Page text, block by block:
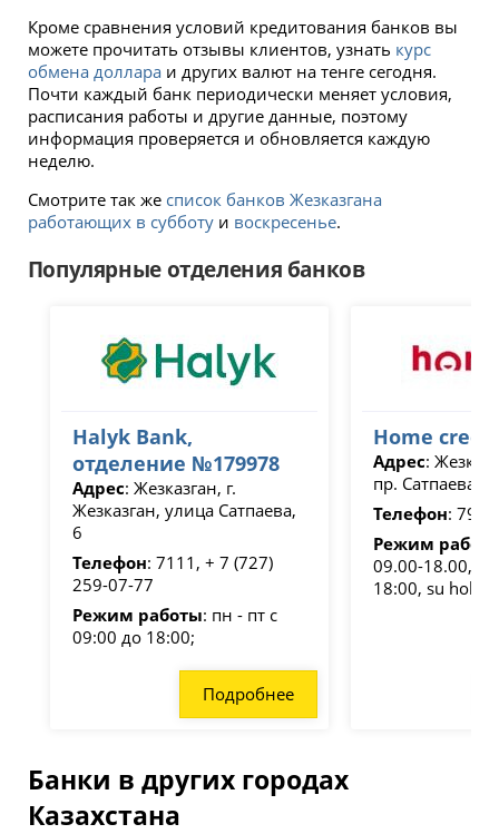
Кроме сравнения условий кредитования банков вы
можете прочитать отзывы клиентов, узнать курс
обмена доллараи других валют на тенге сегодня.
Почти каждый банк периодически меняет условия,
расписания работы и другие данные, поэтому
информация проверяется и обновляется каждую
неделю.
Смотрите так же список банков Жезказгана
работающих в субботуи воскресенье.
Популярные отделения банков
Halyk Bank,
отделение №179978
Адрес: Жезказган, г.
Жезказган, улица Сатпаева,
6
Телефон: 7111, + 7 (727)
259-07-77
Режим работы: пн - пт с
09:00 до 18:00;
Подробнее
Home
Адрес:
пр. Сатпаева,
Телефон:
Режим
09.00-18.00, fr
18:00, su
Банки в других городах
Казахстана